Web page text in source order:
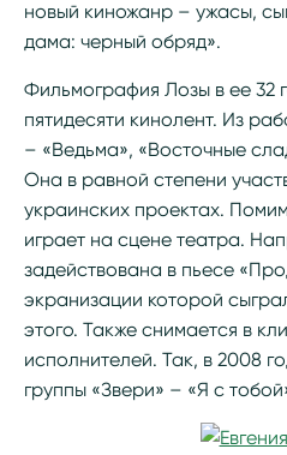
новый киножанр – ужасы,
дама: черный обряд».
Фильмография Лозы в ее 32
пятидесяти кинолент. Из
– «Ведьма», «Восточные
Она в равной степени
украинских проектах.
играет на сцене театра.
задействована в пьесе
экранизации которой
этого. Также снимается в
исполнителей. Так, в 2008
группы «Звери» – «Я с